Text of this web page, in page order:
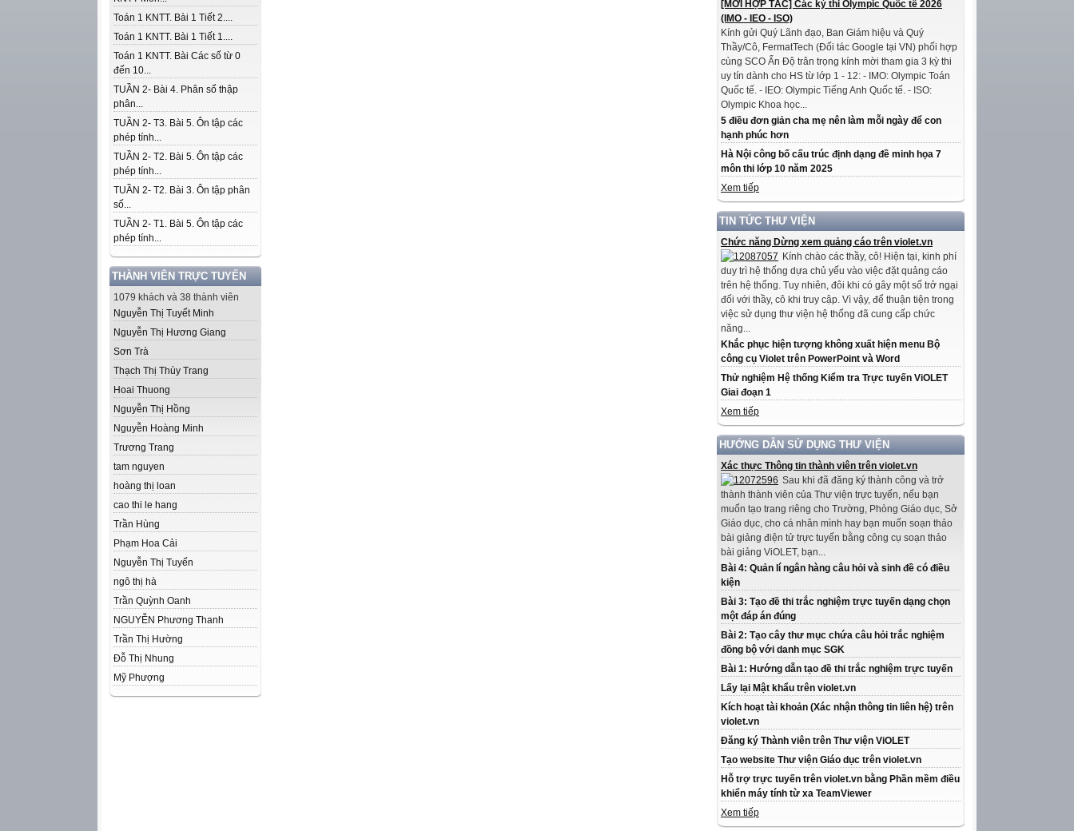
Toán 1 KNTT. Bài 1 Tiết 2....
Toán 1 KNTT. Bài 1 Tiết 1....
Toán 1 KNTT. Bài Các số từ 0
đến 10...
TUẦN 2- Bài 4. Phân số thập
phân...
TUẦN 2- T3. Bài 5. Ôn tập các
phép tính...
TUẦN 2- T2. Bài 5. Ôn tập các
phép tính...
TUẦN 2- T2. Bài 3. Ôn tập phân
số...
TUẦN 2- T1. Bài 5. Ôn tập các
phép tính...
THÀNH VIÊN TRỰC TUYẾN
1079 khách và 38 thành viên
Nguyễn Thị Tuyết Minh
Nguyễn Thị Hương Giang
Sơn Trà
Thạch Thị Thùy Trang
Hoai Thuong
Nguyễn Thị Hồng
Nguyễn Hoàng Minh
Trương Trang
tam nguyen
hoàng thị loan
cao thi le hang
Trần Hùng
Phạm Hoa Cải
Nguyễn Thị Tuyến
ngô thị hà
Trần Quỳnh Oanh
NGUYỄN Phương Thanh
Trần Thị Hường
Đỗ Thị Nhung
Mỹ Phượng
[MỜI HỢP TÁC] Các kỳ thi Olympic Quốc tế 2026
(IMO - IEO - ISO)
Kính gửi Quý Lãnh đạo, Ban Giám hiệu và Quý
Thầy/Cô, FermatTech (Đối tác Google tại VN) phối hợp
cùng SCO Ấn Độ trân trọng kính mời tham gia 3 kỳ thi
uy tín dành cho HS từ lớp 1 - 12: - IMO: Olympic Toán
Quốc tế. - IEO: Olympic Tiếng Anh Quốc tế. - ISO:
Olympic Khoa học...
5 điều đơn giản cha mẹ nên làm mỗi ngày để con
hạnh phúc hơn
Hà Nội công bố cấu trúc định dạng đề minh họa 7
môn thi lớp 10 năm 2025
Xem tiếp
TIN TỨC THƯ VIỆN
Chức năng Dừng xem quảng cáo trên violet.vn
Kính chào các thầy, cô! Hiện tại, kinh phí
duy trì hệ thống dựa chủ yếu vào việc đặt quảng cáo
trên hệ thống. Tuy nhiên, đôi khi có gây một số trở ngại
đối với thầy, cô khi truy cập. Vì vậy, để thuận tiện trong
việc sử dụng thư viện hệ thống đã cung cấp chức
năng...
Khắc phục hiện tượng không xuất hiện menu Bộ
công cụ Violet trên PowerPoint và Word
Thử nghiệm Hệ thống Kiểm tra Trực tuyến ViOLET
Giai đoạn 1
Xem tiếp
HƯỚNG DẪN SỬ DỤNG THƯ VIỆN
Xác thực Thông tin thành viên trên violet.vn
Sau khi đã đăng ký thành công và trở
thành thành viên của Thư viện trực tuyến, nếu bạn
muốn tạo trang riêng cho Trường, Phòng Giáo dục, Sở
Giáo dục, cho cá nhân mình hay bạn muốn soạn thảo
bài giảng điện tử trực tuyến bằng công cụ soạn thảo
bài giảng ViOLET, bạn...
Bài 4: Quản lí ngân hàng câu hỏi và sinh đề có điều
kiện
Bài 3: Tạo đề thi trắc nghiệm trực tuyến dạng chọn
một đáp án đúng
Bài 2: Tạo cây thư mục chứa câu hỏi trắc nghiệm
đồng bộ với danh mục SGK
Bài 1: Hướng dẫn tạo đề thi trắc nghiệm trực tuyến
Lấy lại Mật khẩu trên violet.vn
Kích hoạt tài khoản (Xác nhận thông tin liên hệ) trên
violet.vn
Đăng ký Thành viên trên Thư viện ViOLET
Tạo website Thư viện Giáo dục trên violet.vn
Hỗ trợ trực tuyến trên violet.vn bằng Phần mềm điều
khiển máy tính từ xa TeamViewer
Xem tiếp